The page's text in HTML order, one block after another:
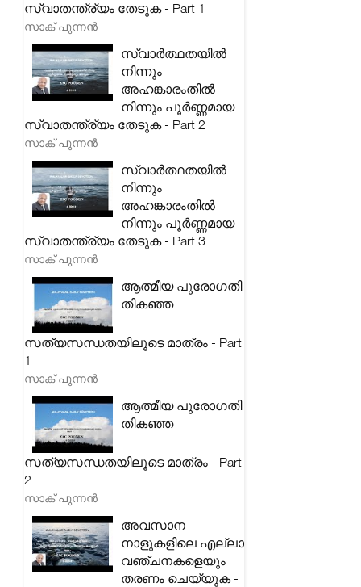
സ്വാതന്ത്ര്യം തേടുക - Part 1
സാക് പുന്നൻ
സ്വാർത്ഥതയിൽ
നിന്നും
അഹങ്കാരംതിൽ
നിന്നും പൂർണ്ണമായ
സ്വാതന്ത്ര്യം തേടുക - Part 2
സാക് പുന്നൻ
സ്വാർത്ഥതയിൽ
നിന്നും
അഹങ്കാരംതിൽ
നിന്നും പൂർണ്ണമായ
സ്വാതന്ത്ര്യം തേടുക - Part 3
സാക് പുന്നൻ
ആത്മീയ പുരോഗതി
തികഞ്ഞ
സത്യസന്ധതയിലൂടെ മാത്രം - Part
1
സാക് പുന്നൻ
ആത്മീയ പുരോഗതി
തികഞ്ഞ
സത്യസന്ധതയിലൂടെ മാത്രം - Part
2
സാക് പുന്നൻ
അവസാന
നാളുകളിലെ എല്ലാ
വഞ്ചനകളെയും
തരണം ചെയ്യുക -